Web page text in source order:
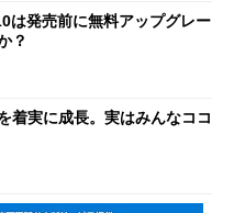
は発売前に無料アップグレー
？
着実に成長。実はみんなココ